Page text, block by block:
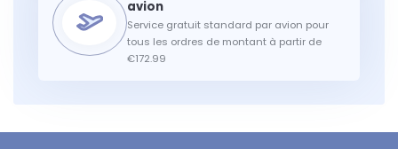
Service gratuit standard par avion pour
tous les ordres de montant à partir de
€172.99